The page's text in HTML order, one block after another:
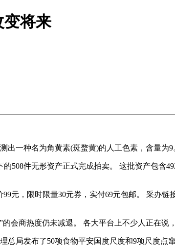
变将来
种名为角黄素(斑蝥黄)的人工色素，含量为9
件无形资产正式完成拍卖。 这批资产包含
，限时限量30元券，实付69元包邮。 采办链
商热度仍未减退。 各大平台上不少人正在说，
发布了50项食物平安国度尺度和9项尺度点窜